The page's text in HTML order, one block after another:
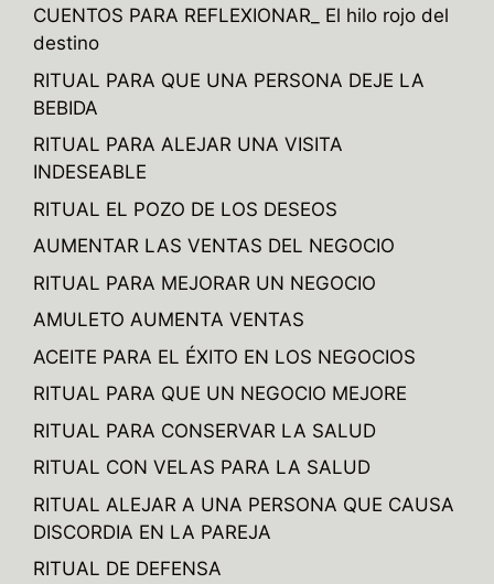
CUENTOS PARA REFLEXIONAR_ El hilo rojo del
destino
RITUAL PARA QUE UNA PERSONA DEJE LA
BEBIDA
RITUAL PARA ALEJAR UNA VISITA
INDESEABLE
RITUAL EL POZO DE LOS DESEOS
AUMENTAR LAS VENTAS DEL NEGOCIO
RITUAL PARA MEJORAR UN NEGOCIO
AMULETO AUMENTA VENTAS
ACEITE PARA EL ÉXITO EN LOS NEGOCIOS
RITUAL PARA QUE UN NEGOCIO MEJORE
RITUAL PARA CONSERVAR LA SALUD
RITUAL CON VELAS PARA LA SALUD
RITUAL ALEJAR A UNA PERSONA QUE CAUSA
DISCORDIA EN LA PAREJA
RITUAL DE DEFENSA